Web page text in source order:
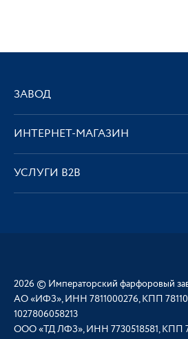
ЗАВОД
ИНТЕРНЕТ-МАГАЗИН
УСЛУГИ В2В
2026 © Императорский фарфоровый
АО «ИФЗ», ИНН 7811000276, КПП
1027806058213
ООО «ТД ЛФЗ», ИНН 7730518581, КПП